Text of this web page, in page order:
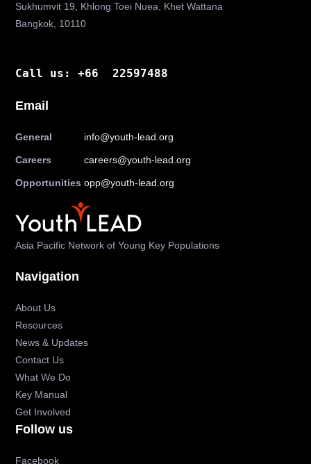
Sukhumvit 19, Khlong Toei Nuea, Khet Wattana
Bangkok, 10110
Call us: +66 22597488
Email
General info@youth-lead.org
Careers careers@youth-lead.org
Opportunities opp@youth-lead.org
Asia Pacific Network of Young Key Populations
Navigation
About Us
Resources
News & Updates
Contact Us
What We Do
Key Manual
Get Involved
Follow us
Facebook